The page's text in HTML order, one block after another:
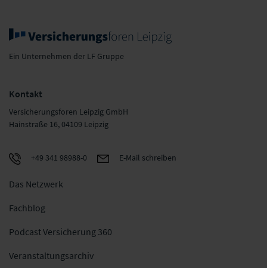
Ein Unternehmen der LF Gruppe
Kontakt
Versicherungsforen Leipzig GmbH
Hainstraße 16, 04109 Leipzig
+49 341 98988-0 E-Mail schreiben
Das Netzwerk
Fachblog
Podcast Versicherung 360
Veranstaltungsarchiv